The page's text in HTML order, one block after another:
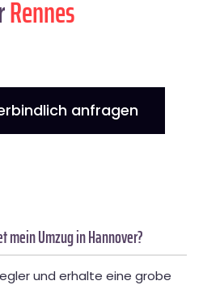
Rennes
anfragen
mein Umzug in Hannover?
und erhalte eine grobe